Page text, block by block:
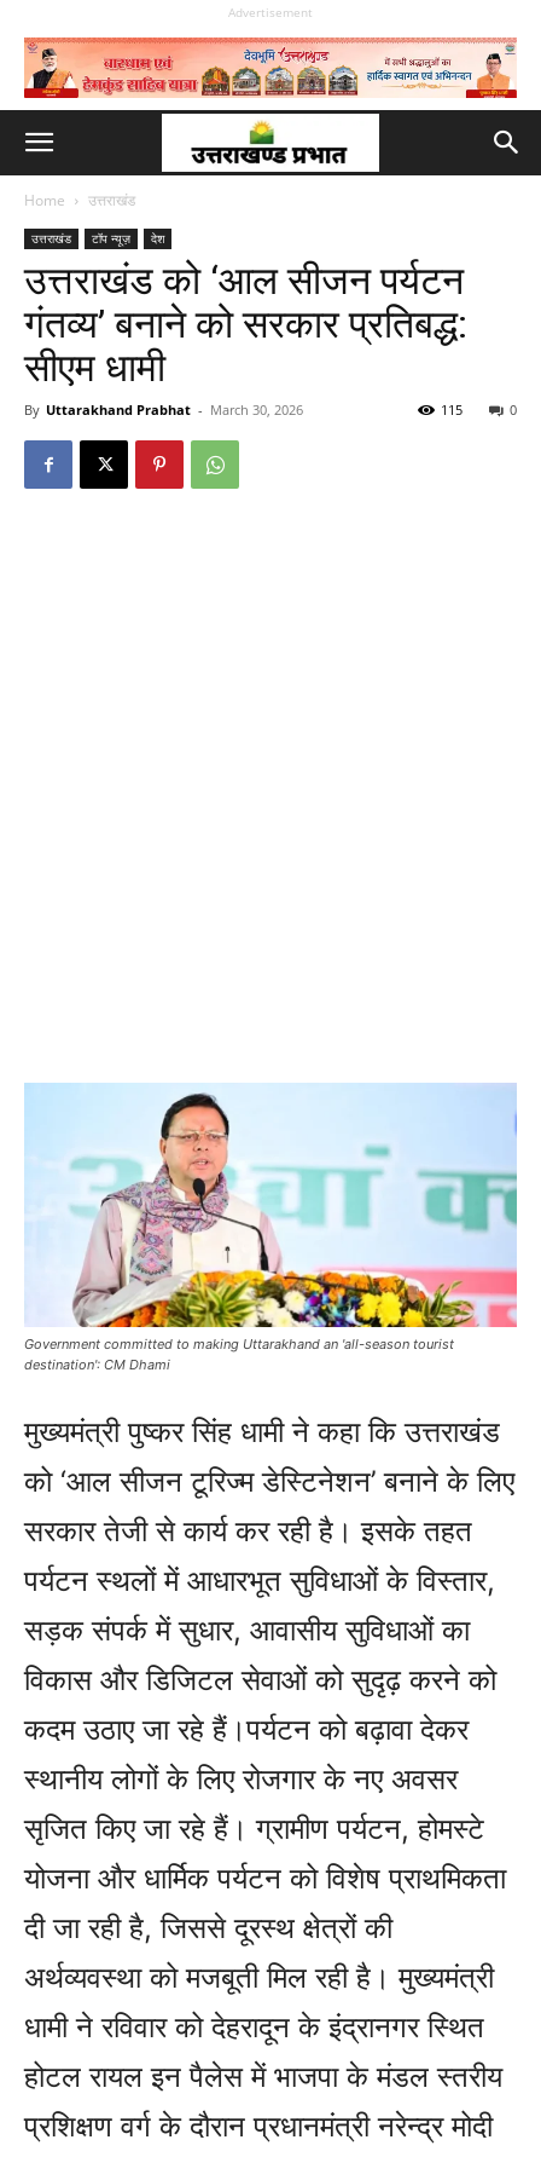
Advertisement
Home उत्तराखंड
उत्तराखंड टॉप न्यूज़ देश
उत्तराखंड को ‘आल सीजन पर्यटन
गंतव्य’ बनाने को सरकार प्रतिबद्ध:
सीएम धामी
By Uttarakhand Prabhat - March 30, 2026 0
115
Government committed to making Uttarakhand an 'all-season tourist
destination': CM Dhami
मुख्यमंत्री पुष्कर सिंह धामी ने कहा कि उत्तराखंड
को ‘आल सीजन टूरिज्म डेस्टिनेशन’ बनाने के लिए
सरकार तेजी से कार्य कर रही है। इसके तहत
पर्यटन स्थलों में आधारभूत सुविधाओं के विस्तार,
सड़क संपर्क में सुधार, आवासीय सुविधाओं का
विकास और डिजिटल सेवाओं को सुदृढ़ करने को
कदम उठाए जा रहे हैं।पर्यटन को बढ़ावा देकर
स्थानीय लोगों के लिए रोजगार के नए अवसर
सृजित किए जा रहे हैं। ग्रामीण पर्यटन, होमस्टे
योजना और धार्मिक पर्यटन को विशेष प्राथमिकता
दी जा रही है, जिससे दूरस्थ क्षेत्रों की
अर्थव्यवस्था को मजबूती मिल रही है। मुख्यमंत्री
धामी ने रविवार को देहरादून के इंद्रानगर स्थित
होटल रायल इन पैलेस में भाजपा के मंडल स्तरीय
प्रशिक्षण वर्ग के दौरान प्रधानमंत्री नरेन्द्र मोदी